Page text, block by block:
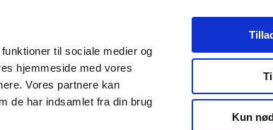
til sociale medier og
hjemmeside med vores
Vores partnere kan
de har indsamlet fra din brug
Kun
os Kontakt Udgivelser
salg af
Medicinsk
Særlige
produktområder